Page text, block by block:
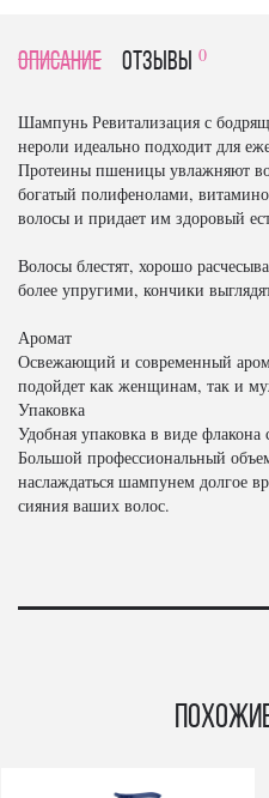
Описание отзывы 0
Шампунь Ревитализация с
нероли идеально подходит для
Протеины пшеницы увлажняют
богатый полифенолами,
волосы и придает им здоровый
Волосы блестят, хорошо
более упругими, кончики
Аромат
Освежающий и современный
подойдет как женщинам, так и
Упаковка
Удобная упаковка в виде флакона
Большой профессиональный
наслаждаться шампунем долгое
сияния ваших волос.